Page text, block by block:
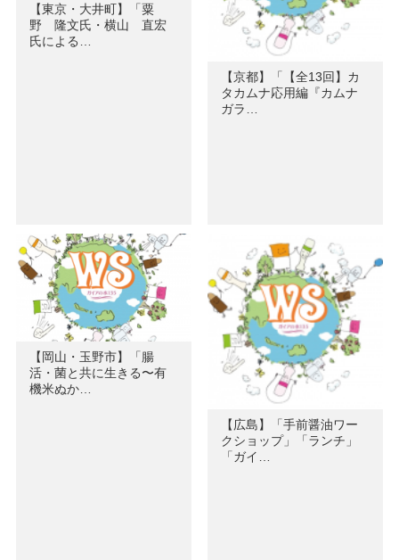
【東京・大井町】「粟
野 隆文氏・横山 直宏
氏による…
【京都】「【全13回】カ
タカムナ応用編『カムナ
ガラ…
【岡山・玉野市】「腸
活・菌と共に生きる〜有
機米ぬか…
【広島】「手前醤油ワー
クショップ」「ランチ」
「ガイ…